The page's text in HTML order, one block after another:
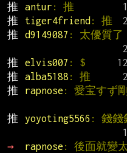
推
antur : 推
推
tiger4friend : 推
推
d9149087 : 太優質了
推
elvis007 : $
推
alba5188 : 推
推
rapnose : 愛宝すず
推
yoyoting5566 : 錢錢
→
rapnose : 後面就變太